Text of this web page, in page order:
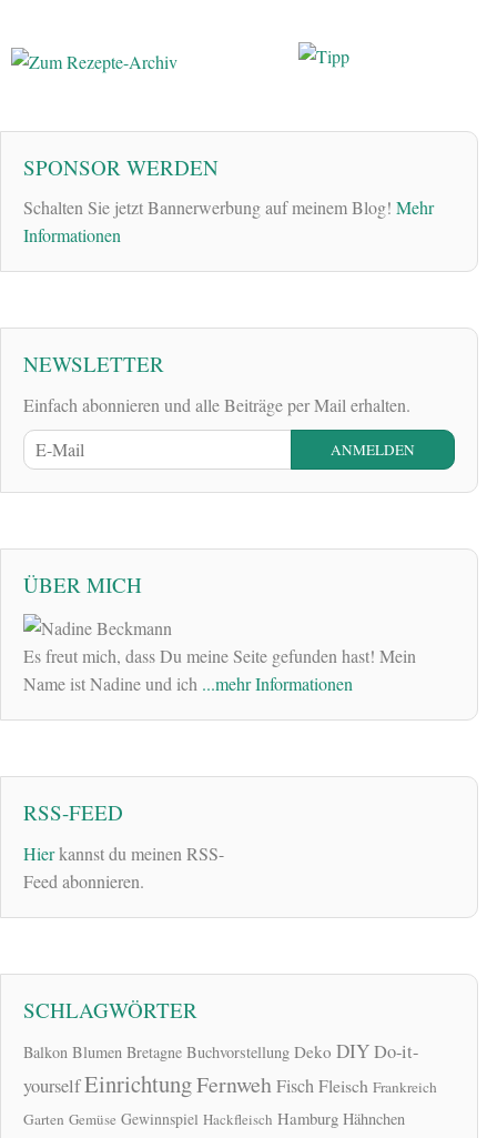
SPONSOR WERDEN
Schalten Sie jetzt Bannerwerbung auf meinem Blog! Mehr
Informationen
NEWSLETTER
Einfach abonnieren und alle Beiträge per Mail erhalten.
ÜBER MICH
Es freut mich, dass Du meine Seite gefunden hast! Mein
Name ist Nadine und ich ...mehr Informationen
RSS-FEED
Hierkannst du meinen RSS-
Feed abonnieren.
SCHLAGWÖRTER
Balkon Blumen Bretagne Buchvorstellung Deko DIYDo-it-
yourselfEinrichtungFernwehFischFleisch Frankreich
Garten Gemüse Gewinnspiel Hackfleisch Hamburg Hähnchen